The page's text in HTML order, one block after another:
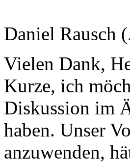
Daniel Rausch
Vielen Dank,
Kurze, ich
Diskussion im
haben. Unser
anzuwenden,